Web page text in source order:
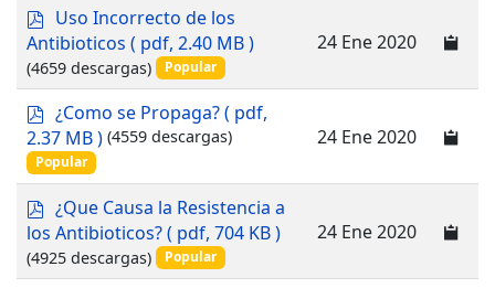
p
d
f
Uso Incorrecto de los
Antibioticos ( pdf, 2.40 MB )
(4659 descargas) Popular
24 Ene 2020
d
f
¿Como se Propaga?( pdf,
2.37 MB ) (4559 descargas)
Popular
24 Ene 2020
d
f
¿Que Causa la Resistencia a
los Antibioticos?( pdf, 704 KB )
(4925 descargas) Popular
24 Ene 2020